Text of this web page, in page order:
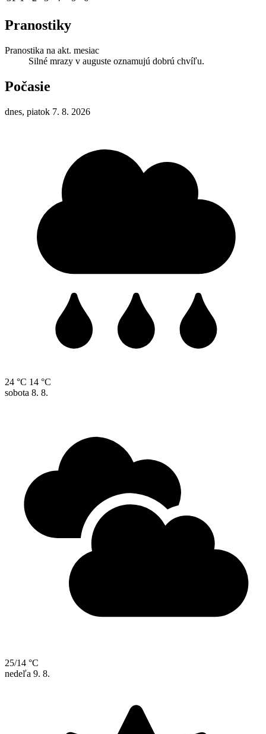
Pranostiky
Pranostika na akt. mesiac
Silné mrazy v auguste oznamujú dobrú chvíľu.
Počasie
dnes, piatok 7. 8. 2026
24 °C 14 °C
sobota 8. 8.
25/14 °C
nedeľa 9. 8.